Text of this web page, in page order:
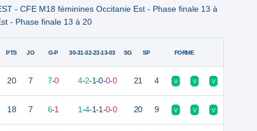
- CFE M18 féminines Occitanie Est - Phase finale 13 à
- Phase finale 13 à 20
PTS JO G-P 30-31-32-23-13-03 SG SP FORME
20 7 7-0 4-2-1-0-0-0 21 4 V V V
18 7 6-1 1-4-1-1-0-0 20 9 V V V